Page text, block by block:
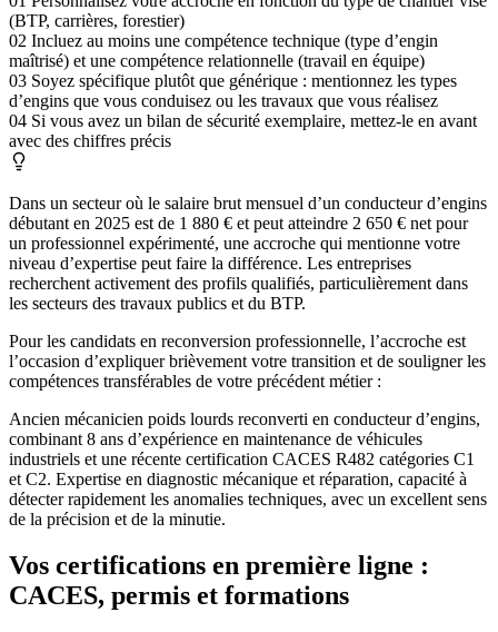
(BTP, carrières, forestier)
02 Incluez au moins une compétence technique (type d’engin
maîtrisé) et une compétence relationnelle (travail en équipe)
03 Soyez spécifique plutôt que générique : mentionnez les types
d’engins que vous conduisez ou les travaux que vous réalisez
04 Si vous avez un bilan de sécurité exemplaire, mettez-le en avant
avec des chiffres précis
Dans un secteur où le salaire brut mensuel d’un conducteur d’engins
débutant en 2025 est de 1 880 € et peut atteindre 2 650 € net pour
un professionnel expérimenté, une accroche qui mentionne votre
niveau d’expertise peut faire la différence. Les entreprises
recherchent activement des profils qualifiés, particulièrement dans
les secteurs des travaux publics et du BTP.
Pour les candidats en reconversion professionnelle, l’accroche est
l’occasion d’expliquer brièvement votre transition et de souligner les
compétences transférables de votre précédent métier :
Ancien mécanicien poids lourds reconverti en conducteur d’engins,
combinant 8 ans d’expérience en maintenance de véhicules
industriels et une récente certification CACES R482 catégories C1
et C2. Expertise en diagnostic mécanique et réparation, capacité à
détecter rapidement les anomalies techniques, avec un excellent sens
de la précision et de la minutie.
Vos certifications en première ligne :
CACES, permis et formations